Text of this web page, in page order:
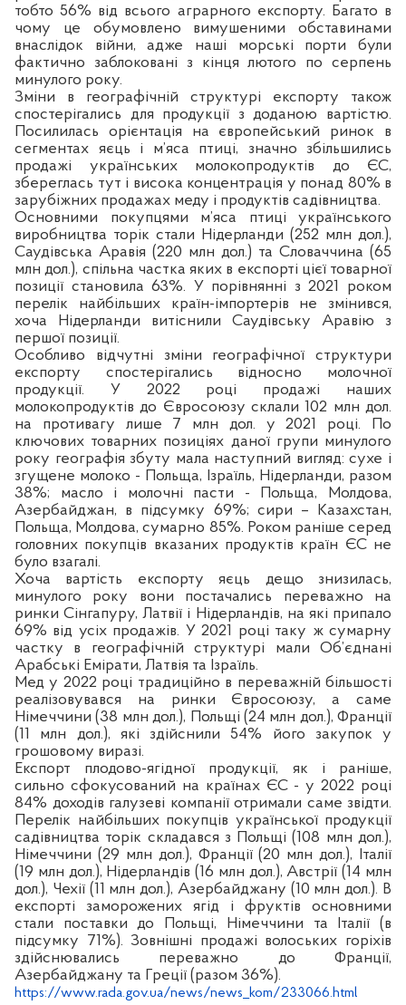
тобто 56% від всього аграрного експорту. Багато в
чому це обумовлено вимушеними обставинами
внаслідок війни, адже наші морські порти були
фактично заблоковані з кінця лютого по серпень
минулого року.
Зміни в географічній структурі експорту також
спостерігались для продукції з доданою вартістю.
Посилилась орієнтація на європейський ринок в
сегментах яєць і м’яса птиці, значно збільшились
продажі українських молокопродуктів до ЄС,
збереглась тут і висока концентрація у понад 80% в
зарубіжних продажах меду і продуктів садівництва.
Основними покупцями м’яса птиці українського
виробництва торік стали Нідерланди (252 млн дол.),
Саудівська Аравія (220 млн дол.) та Словаччина (65
млн дол.), спільна частка яких в експорті цієї товарної
позиції становила 63%. У порівнянні з 2021 роком
перелік найбільших країн-імпортерів не змінився,
хоча Нідерланди витіснили Саудівську Аравію з
першої позиції.
Особливо відчутні зміни географічної структури
експорту спостерігались відносно молочної
продукції. У 2022 році продажі наших
молокопродуктів до Євросоюзу склали 102 млн дол.
на противагу лише 7 млн дол. у 2021 році. По
ключових товарних позиціях даної групи минулого
року географія збуту мала наступний вигляд: сухе і
згущене молоко - Польща, Ізраїль, Нідерланди, разом
38%; масло і молочні пасти - Польща, Молдова,
Азербайджан, в підсумку 69%; сири – Казахстан,
Польща, Молдова, сумарно 85%. Роком раніше серед
головних покупців вказаних продуктів країн ЄС не
було взагалі.
Хоча вартість експорту яєць дещо знизилась,
минулого року вони постачались переважно на
ринки Сінгапуру, Латвії і Нідерландів, на які припало
69% від усіх продажів. У 2021 році таку ж сумарну
частку в географічній структурі мали Об’єднані
Арабські Емірати, Латвія та Ізраїль.
Мед у 2022 році традиційно в переважній більшості
реалізовувався на ринки Євросоюзу, а саме
Німеччини (38 млн дол.), Польщі (24 млн дол.), Франції
(11 млн дол.), які здійснили 54% його закупок у
грошовому виразі.
Експорт плодово-ягідної продукції, як і раніше,
сильно сфокусований на країнах ЄС - у 2022 році
84% доходів галузеві компанії отримали саме звідти.
Перелік найбільших покупців української продукції
садівництва торік складався з Польщі (108 млн дол.),
Німеччини (29 млн дол.), Франції (20 млн дол.), Італії
(19 млн дол.), Нідерландів (16 млн дол.), Австрії (14 млн
дол.), Чехії (11 млн дол.), Азербайджану (10 млн дол.). В
експорті заморожених ягід і фруктів основними
стали поставки до Польщі, Німеччини та Італії (в
підсумку 71%). Зовнішні продажі волоських горіхів
здійснювались переважно до Франції,
Азербайджану та Греції (разом 36%).
https://www.rada.gov.ua/news/news_kom/233066.html